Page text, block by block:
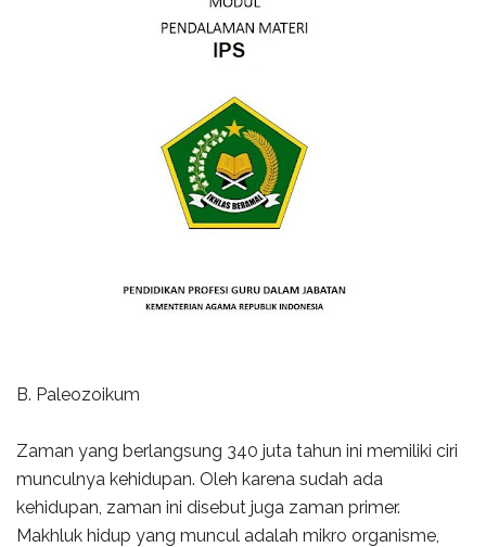
B. Paleozoikum
Zaman yang berlangsung 340 juta tahun ini memiliki ciri
munculnya kehidupan. Oleh karena sudah ada
kehidupan, zaman ini disebut juga zaman primer.
Makhluk hidup yang muncul adalah mikro organisme,